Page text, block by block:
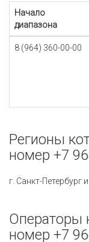
Начало
диапазона
8 (964) 360-00-00
Регионы
номер +7
г. Санкт-Петербург
Операторы
номер +7